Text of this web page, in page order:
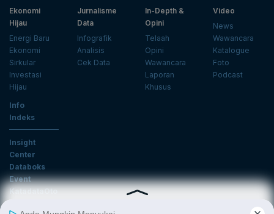
Ekonomi
Hijau
Energi Baru
Ekonomi
Sirkular
Investasi
Hijau
Jurnalisme
Data
Infografik
Analisis
Cek Data
In-Depth &
Opini
Telaah
Opini
Wawancara
Laporan
Khusus
Video
News
Wawancara
Katalogue
Foto
Podcast
Info
Indeks
Insight
Center
Databoks
Event
KatadataOto